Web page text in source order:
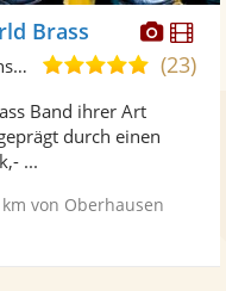
Brass
5,0(23)
Ensemble/Musikgruppe, Bläser-Ensemble
Band ihrer Art
durch einen
...
von Oberhausen